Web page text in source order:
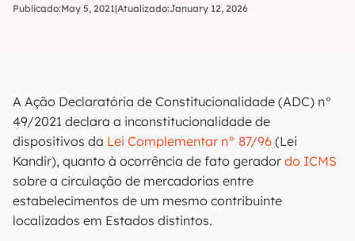
Publicado:May 5, 2021|Atualizado:January 12, 2026
A Ação Declaratória de Constitucionalidade (ADC) n°
49/2021 declara a inconstitucionalidade de
dispositivos da Lei Complementar n° 87/96 (Lei
Kandir), quanto à ocorrência de fato gerador do ICMS
sobre a circulação de mercadorias entre
estabelecimentos de um mesmo contribuinte
localizados em Estados distintos.